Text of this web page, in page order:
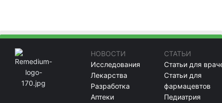
НОВОСТИ
Исследования
Лекарства
Разработка
Аптеки
СТАТЬИ
Статьи для
Статьи для
фармацевтов
Педиатрия